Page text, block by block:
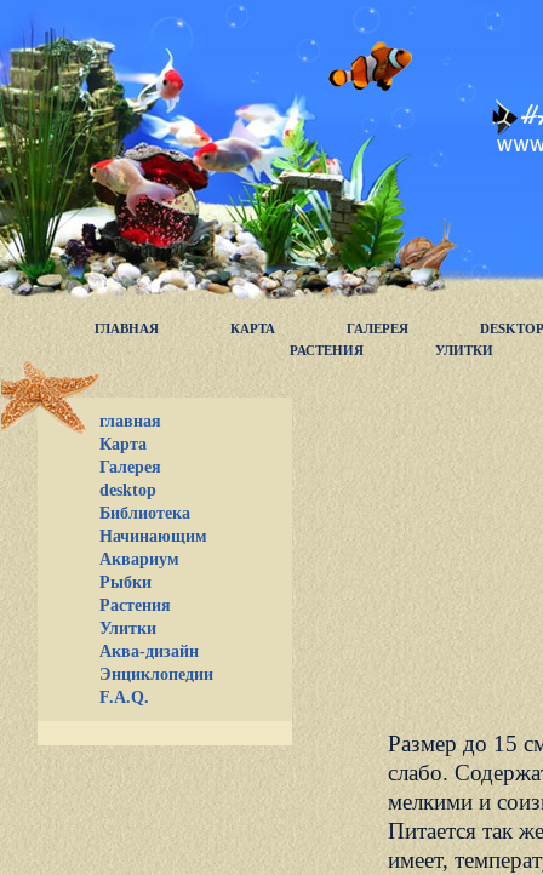
ГЛАВНАЯ КАРТА ГАЛЕРЕЯ
DESKTOP
РАСТЕНИЯ
УЛИТКИ
главная
Карта
Галерея
desktop
Библиотека
Начинающим
Аквариум
Рыбки
Растения
Улитки
Аква-дизайн
Энциклопедии
F.A.Q.
Размер до 15
слабо.
мелкими и
Питается так
имеет,